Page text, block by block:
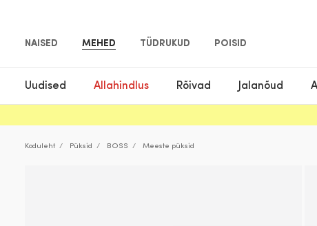
NAISED MEHED TÜDRUKUD POISID
Uudised Allahindlus Rõivad Jalanõud
Koduleht Püksid BOSS Meeste püksid